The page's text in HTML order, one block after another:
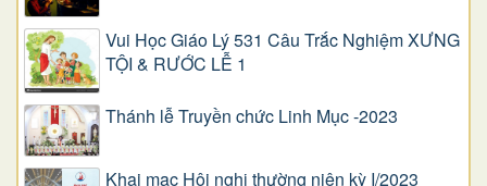
Vui Học Giáo Lý 531 Câu Trắc Nghiệm XƯNG
TỘI & RƯỚC LỄ 1
Thánh lễ Truyền chức Linh Mục -2023
Khai mạc Hội nghị thường niên kỳ I/2023